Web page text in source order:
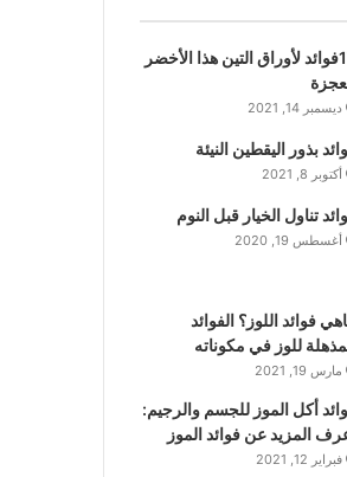
17فوائد لأوراق التين هذا الأخضر
ديسمبر 14, 2021
بذور اليقطين النيئة
أكتوبر 8, 2021
تناول الخيار قبل النوم
أغسطس 19, 2020
فوائد اللوز؟ الفوائد
للوز في مكوناته
مارس 19, 2021
أكل الموز للجسم والرجيم:
المزيد عن فوائد الموز
فبراير 12, 2021